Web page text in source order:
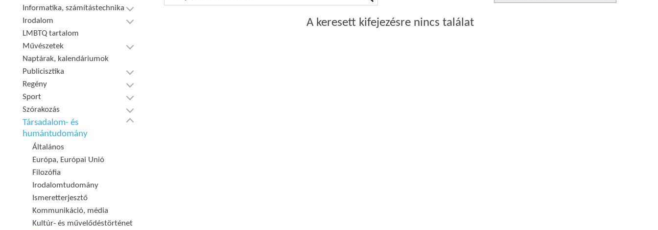
Informatika, számítástechnika
Irodalom
LMBTQ tartalom
Művészetek
Naptárak, kalendáriumok
Publicisztika
Regény
Sport
Szórakozás
Társadalom- és
humántudomány
Általános
Európa, Európai Unió
Filozófia
Irodalomtudomány
Ismeretterjesztő
Kommunikáció, média
Kultúr- és művelődéstörténet
A keresett kifejezésre nincs találat